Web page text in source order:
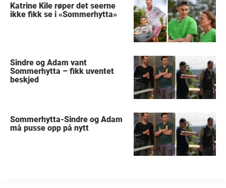
Katrine Kile røper det seerne
ikke fikk se i «Sommerhytta»
Sindre og Adam vant
Sommerhytta – fikk uventet
beskjed
Sommerhytta-Sindre og Adam
må pusse opp på nytt